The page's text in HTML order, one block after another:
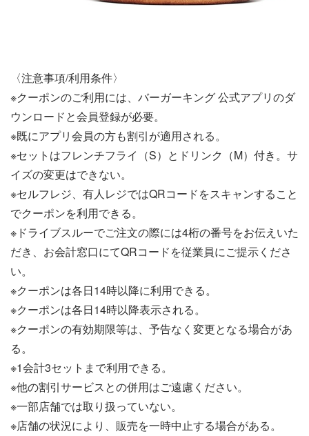
〈注意事項/利用条件〉
※クーポンのご利用には、バーガーキング 公式アプリのダ
ウンロードと会員登録が必要。
※既にアプリ会員の方も割引が適用される。
※セットはフレンチフライ（S）とドリンク（M）付き。サ
イズの変更はできない。
※セルフレジ、有人レジではQRコードをスキャンすること
でクーポンを利用できる。
※ドライブスルーでご注文の際には4桁の番号をお伝えいた
だき、お会計窓口にてQRコードを従業員にご提示くださ
い。
※クーポンは各日14時以降に利用できる。
※クーポンは各日14時以降表示される。
※クーポンの有効期限等は、予告なく変更となる場合があ
る。
※1会計3セットまで利用できる。
※他の割引サービスとの併用はご遠慮ください。
※一部店舗では取り扱っていない。
※店舗の状況により、販売を一時中止する場合がある。